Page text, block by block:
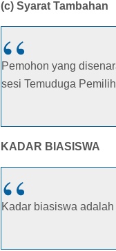
(c) Syarat Tambahan
Pemohon yang
sesi Temuduga
KADAR BIASISWA
Kadar biasiswa